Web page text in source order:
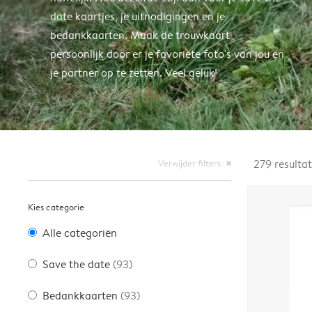
date kaartjes, je uitnodigingen en je
bedankkaarten. Maak de trouwkaart
persoonlijk door er je favoriete foto's van jou en
je partner op te zetten. Veel geluk!
Verwijder filters close
Kies categorie
Alle categoriën
Save the date (93)
Bedankkaarten (93)
279